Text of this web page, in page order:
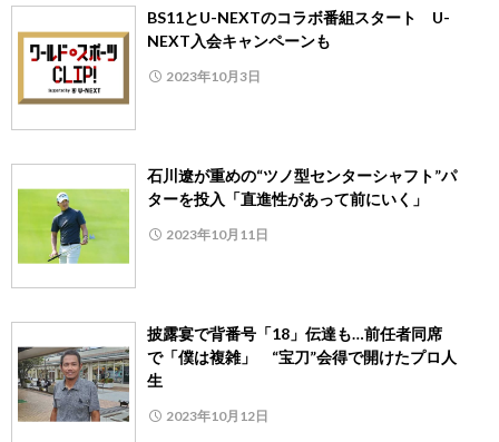
BS11とU-NEXTのコラボ番組スタート U-
NEXT入会キャンペーンも
2023年10月3日
石川遼が重めの“ツノ型センターシャフト”パ
ターを投入「直進性があって前にいく」
2023年10月11日
披露宴で背番号「18」伝達も…前任者同席
で「僕は複雑」 “宝刀”会得で開けたプロ人
生
2023年10月12日